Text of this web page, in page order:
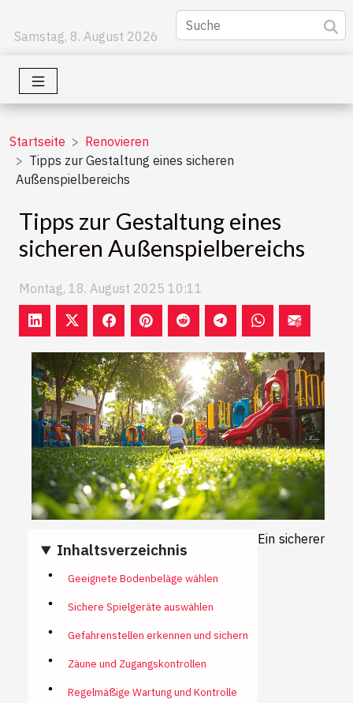
Samstag, 8. August 2026
Startseite
Renovieren
Tipps zur Gestaltung eines sicheren
Außenspielbereichs
Tipps zur Gestaltung eines
sicheren Außenspielbereichs
Montag, 18. August 2025 10:11
Inhaltsverzeichnis
Geeignete Bodenbeläge wählen
Sichere Spielgeräte auswählen
Gefahrenstellen erkennen und sichern
Zäune und Zugangskontrollen
Regelmäßige Wartung und Kontrolle
Ein sicherer